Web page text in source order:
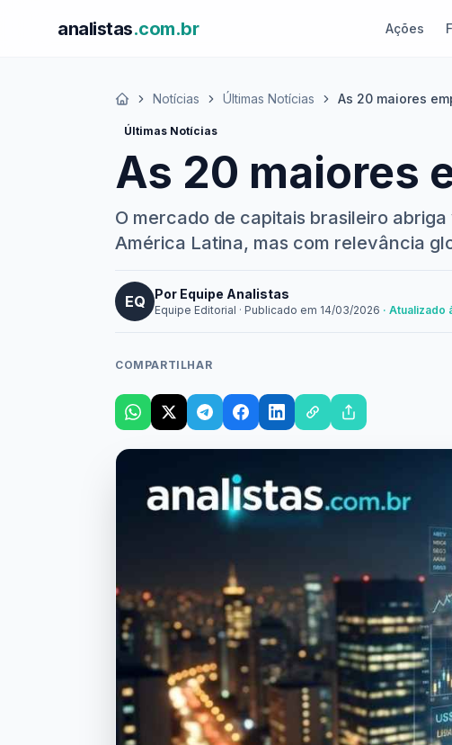
analistas.com.br Ações
Início Notícias Últimas Notícias As 20 maiores
Últimas Notícias
As 20 maiores
O mercado de capitais brasileiro
América Latina, mas com relevância
EQ Por Equipe Analistas
Equipe Editorial · Publicado em 14/03/2026 ·
COMPARTILHAR